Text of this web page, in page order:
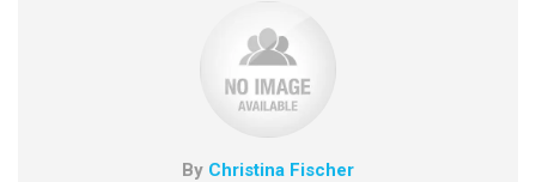
By Christina Fischer